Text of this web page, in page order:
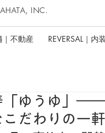
INC.
｜不動産 REVERSAL｜内
「ゆうゆ」――
こだわりの一軒